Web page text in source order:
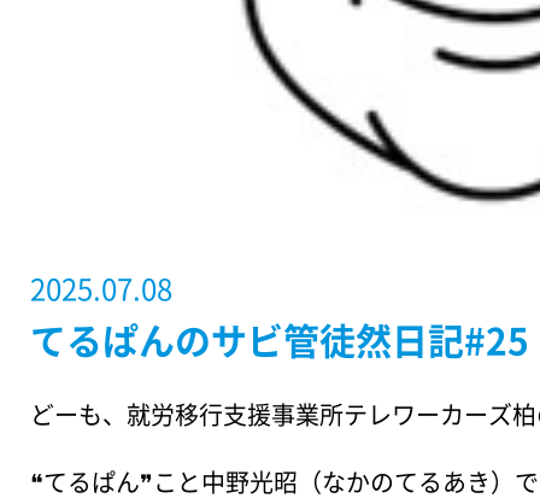
2025.07.08
てるぱんのサビ管徒然日記
どーも、就労移行支援事業所テレワーカーズ
❝てるぱん❞こと中野光昭（なかのてるあき）